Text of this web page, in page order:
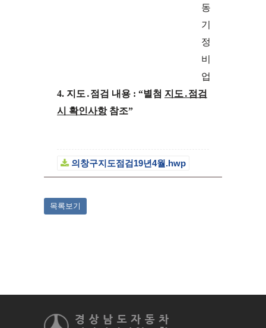
동
기
정
비
업
4. 지도 ․점검 내용 : “별첨 지도 ․점검
시 확인사항 참조”
의창구지도점검19년4월.hwp
목록보기